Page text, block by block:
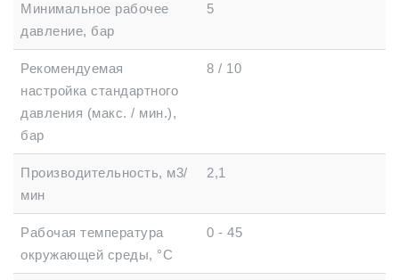
Минимальное рабочее
давление, бар
5
Рекомендуемая
настройка стандартного
давления (макс. / мин.),
бар
8 / 10
Производительность, м3/
мин
2,1
Рабочая температура
окружающей среды, °C
0 - 45